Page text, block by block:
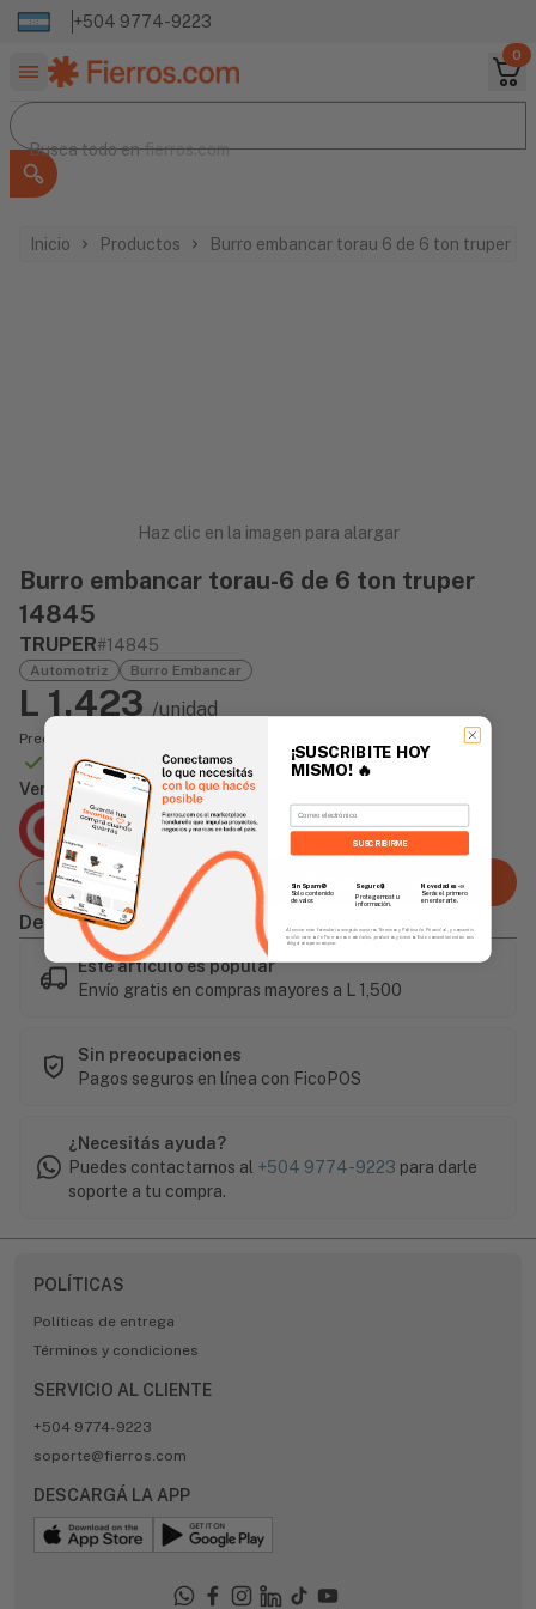
+504 9774-9223
0
Buscar productos
Busca todo en
Busca todo enfierros.com
Inicio Productos Burro embancar torau 6 de 6 ton truper
Haz clic en la imagen para alargar
Burro embancar torau-6 de 6 ton truper
14845
TRUPER#14845
Automotriz Burro Embancar
L 1,423 /unidad
Precio incluye impuesto sobre ventas
Disponible Online
Vendido Por:
Agencia Global
2 días - Tiempo de Entrega Promedio
Agregar al carrito
Descripción
Este artículo es popular
Envío gratis en compras mayores a L 1,500
Sin preocupaciones
Pagos seguros en línea con FicoPOS
¿Necesitás ayuda?
Puedes contactarnos al +504 9774-9223 para darle
soporte a tu compra.
POLÍTICAS
Políticas de entrega
Términos y condiciones
SERVICIO AL CLIENTE
+504 9774-9223
soporte@fierros.com
DESCARGÁ LA APP
¡SUSCRIBITE HOY
MISMO! 🔥
Email
SUSCRIBIRME
Sin Spam 🚫
Solo contenido
de valor.
Seguro 🔒
Protegemos tu
información.
Novedades 📣
Serás el primero
en enterarte.
Al enviar este formulario, aceptás nuestros Términos y Política de Privacidad, y consentís
recibir correos de Fierros con novedades, productos y eventos. Este consentimiento no es
obligatorio para comprar.